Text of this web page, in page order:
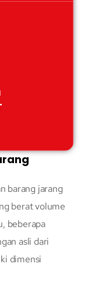
barang jarang
berat volume
beberapa
asli dari
dimensi